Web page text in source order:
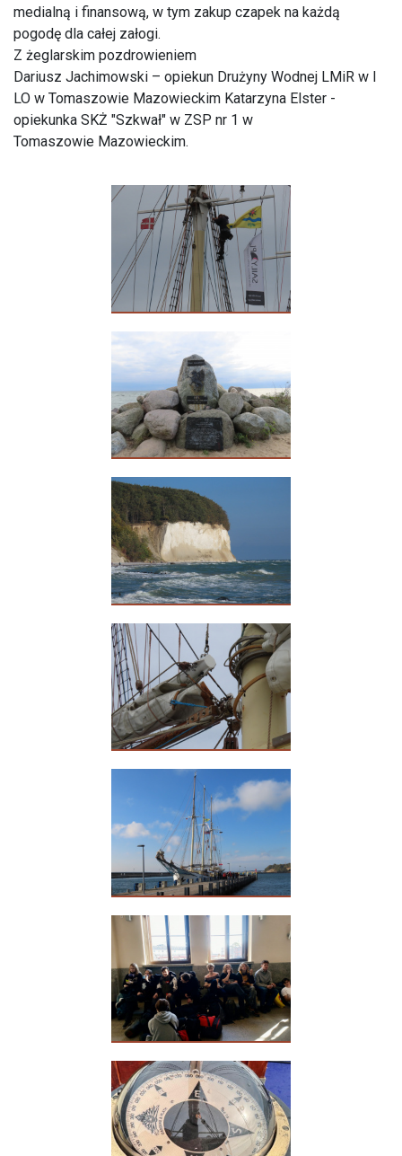
medialną i finansową, w tym zakup czapek na każdą
pogodę dla całej załogi.
Z żeglarskim pozdrowieniem
Dariusz Jachimowski – opiekun Drużyny Wodnej LMiR w I
LO w Tomaszowie Mazowieckim Katarzyna Elster -
opiekunka SKŻ "Szkwał" w ZSP nr 1 w
Tomaszowie Mazowieckim.